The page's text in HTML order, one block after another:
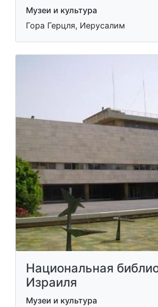
Музеи и культура
Гора Герцля, Иерусалим
Национальная
Израиля
Музеи и культура